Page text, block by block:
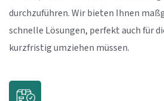
durchzuführen. Wir bieten Ihnen
schnelle Lösungen, perfekt auch für
kurzfristig umziehen müssen.